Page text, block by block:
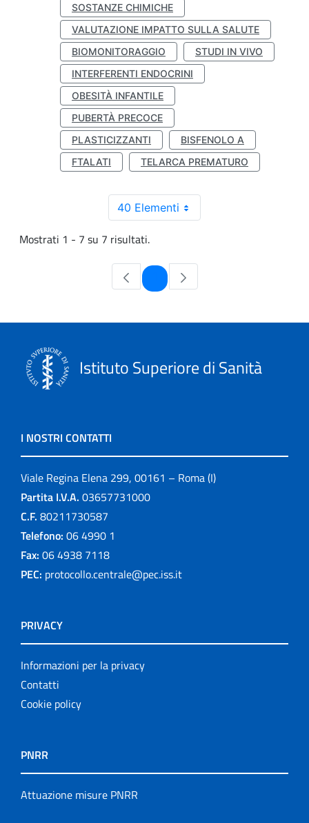
SOSTANZE CHIMICHE
VALUTAZIONE IMPATTO SULLA SALUTE
BIOMONITORAGGIO
STUDI IN VIVO
INTERFERENTI ENDOCRINI
OBESITÀ INFANTILE
PUBERTÀ PRECOCE
PLASTICIZZANTI
BISFENOLO A
FTALATI
TELARCA PREMATURO
40 Elementi
Mostrati 1 - 7 su 7 risultati.
Pagina
Istituto Superiore di Sanità
I NOSTRI CONTATTI
Viale Regina Elena 299, 00161 – Roma (I)
Partita I.V.A. 03657731000
C.F. 80211730587
Telefono: 06 4990 1
Fax: 06 4938 7118
PEC: protocollo.centrale@pec.iss.it
PRIVACY
Informazioni per la privacy
Contatti
Cookie policy
PNRR
Attuazione misure PNRR